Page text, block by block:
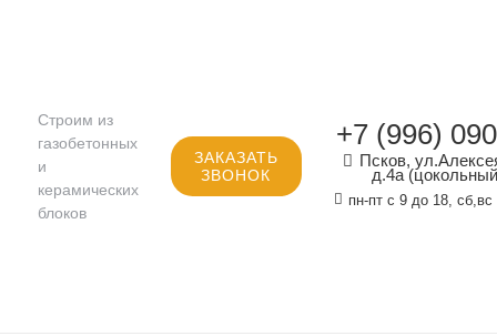
Строим из
газобетонных
и
керамических
блоков
ЗАКАЗАТЬ
ЗВОНОК
+7 (996)
Псков,
д.4а
пн-пт с 9 до 18,